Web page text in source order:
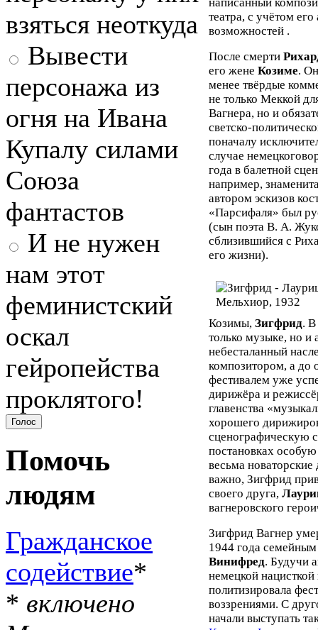
взяться неоткуда
Вывести
персонажа из
огня на Ивана
Купалу силами
Союза
фантастов
И не нужен
нам этот
феминистский
оскал
гейропейства
проклятого!
Помочь
людям
Гражданское
содействие*
* включено
театра, с учётом
возможностей .
После смерти
его жене Козиме.
менее твёрдые
не только Меккой
Вагнера, но и
светско-
поначалу
случае
года в балетной
например,
автором эскизов
«Парсифаля» был
(сын поэта В. А.
сблизившийся с
его жизни).
Козимы, Зигфрид. В
только музыке, но и
небесталанный
композитором, а до
фестивалем уже
дирижёра и
главенства
хорошего
сценографическую
постановках
весьма
важно, Зигфрид
своего друга,
вагнеровского
Зигфрид Вагнер
1944 года семейным
Винифред. Будучи
немецкой
политизировала
воззрениями. С
начали выступать